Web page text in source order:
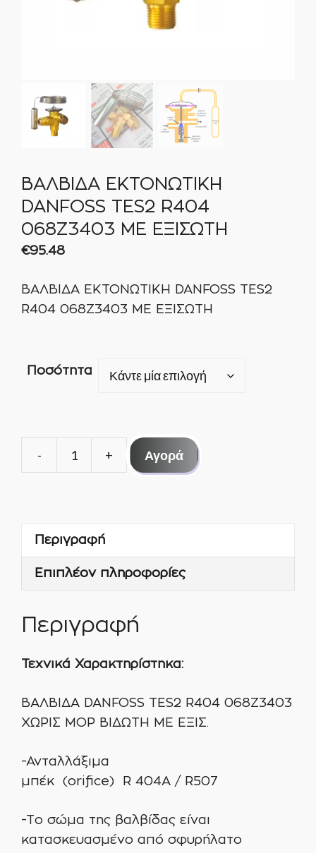
ΒΑΛΒΙΔΑ ΕΚΤΟΝΩΤΙΚΗ
DANFOSS TES2 R404
068Ζ3403 ΜΕ ΕΞΙΣΩΤΗ
€95.48
ΒΑΛΒΙΔΑ ΕΚΤΟΝΩΤΙΚΗ DANFOSS TES2
R404 068Ζ3403 ΜΕ ΕΞΙΣΩΤΗ
Ποσότητα
ΒΑΛΒΙΔΑ
068Ζ3403
ΜΕ
ποσότητα
Αγορά
Περιγραφή
Επιπλέον πληροφορίες
Περιγραφή
Τεχνικά Χαρακτηρίστηκα:
ΒΑΛΒΙΔΑ DANFOSS TES2 R404 068Ζ3403
ΧΩΡΙΣ MOP ΒΙΔΩΤΗ ME ΕΞΙΣ.
-Ανταλλάξιμα
μπέκ (orifice) R 404A / R507
-Το σώμα της βαλβίδας είναι
κατασκευασμένο από σφυρήλατο